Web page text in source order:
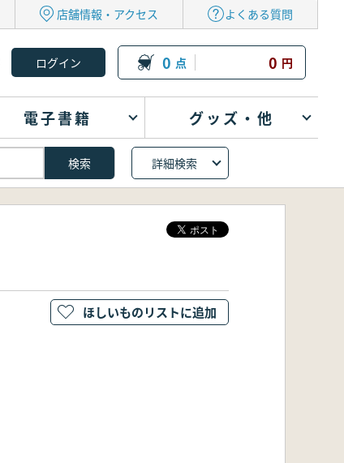
店舗情報・アクセス よくある質問
0 点 0 円
電子書籍 グッズ・他
詳細検索
ほしいものリストに追加